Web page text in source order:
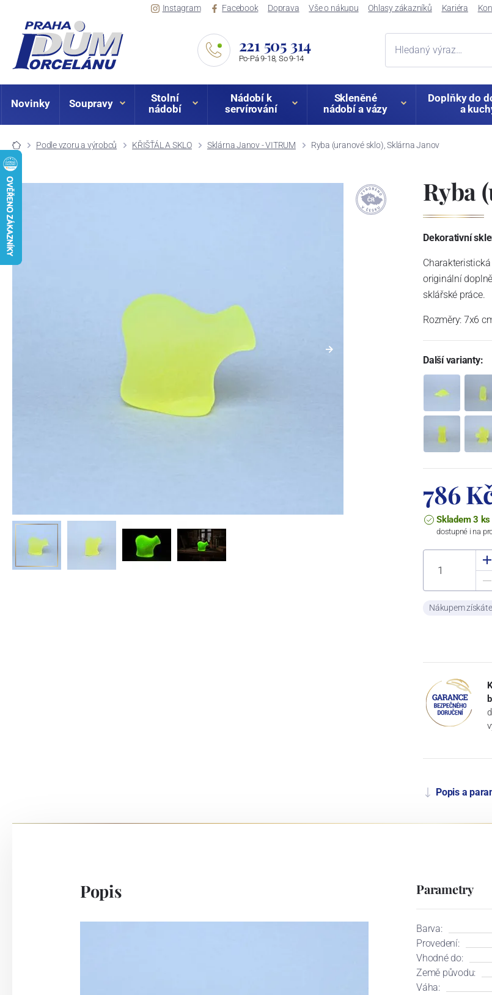
Instagram Facebook Doprava Vše o nákupu Ohlasy zákazníků Kariéra
221 505 314
Po-Pá 9-18, So 9-14
Novinky Soupravy
Stolní
nádobí
Nádobí k
servírování
Skleněné
nádobí a vázy
Doplňky do
a
Podle vzoru a výrobců KŘIŠŤÁL A SKLO Sklárna Janov - VITRUM Ryba (uranové sklo), Sklárna Janov
Ryba
Dekorativní
originální
sklářské práce.
Rozměry: 7x6
Další varianty:
786
Skladem 3 ks
dostupné i na
Nákupem
Popis a
Popis Parametry
Barva:
Provedení:
Vhodné do:
Země původu:
Váha: